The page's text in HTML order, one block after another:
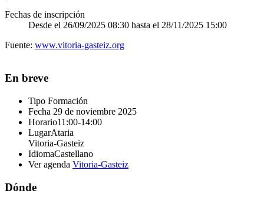
Fechas de inscripción
Desde el 26/09/2025 08:30 hasta el 28/11/2025 15:00
Fuente: www.vitoria-gasteiz.org
En breve
Tipo Formación
Fecha 29 de noviembre 2025
Horario11:00-14:00
LugarAtaria
Vitoria-Gasteiz
IdiomaCastellano
Ver agenda Vitoria-Gasteiz
Dónde